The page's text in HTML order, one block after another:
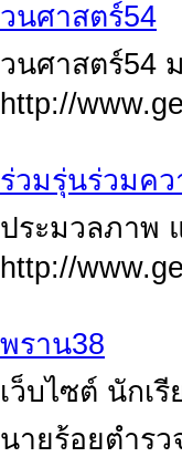
วนศาสตร์54
วนศาสตร์54
http://
ร่วมรุ่นร่วมค
ประมวลภาพ
http://
พราน38
เว็บไซต์ นักเ
นายร้อยตำร